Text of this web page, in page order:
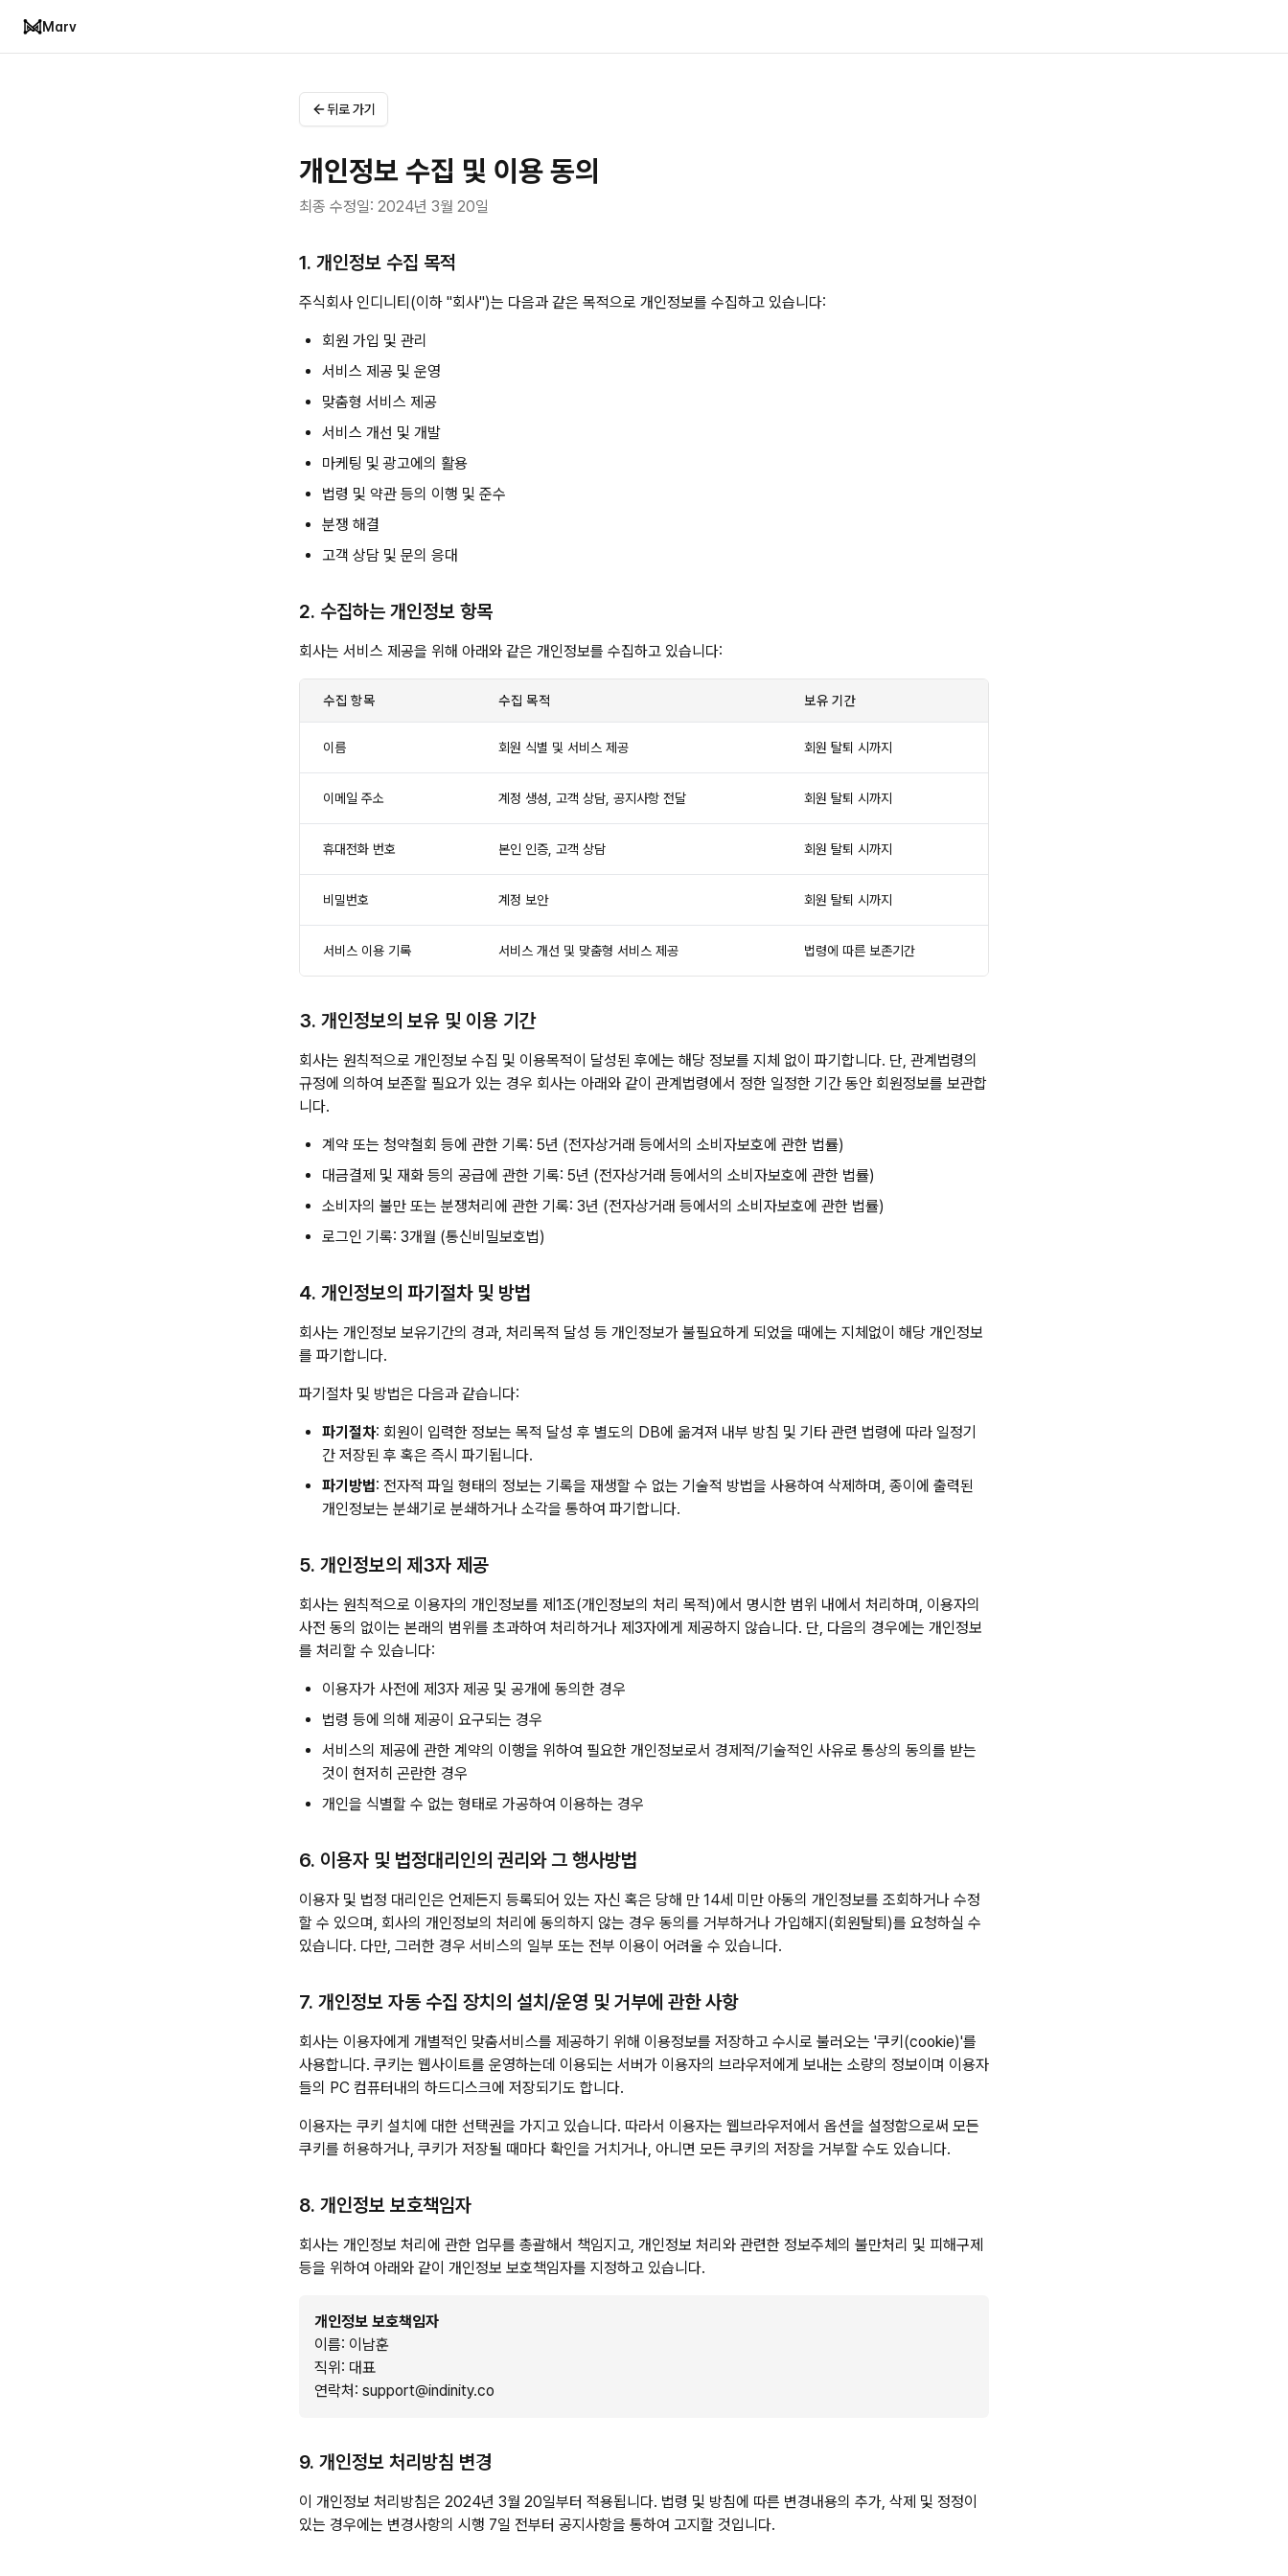
Marv
뒤로 가기
개인정보 수집 및 이용 동의
최종 수정일: 2024년 3월 20일
1. 개인정보 수집 목적
주식회사 인디니티(이하 "회사")는 다음과 같은 목적으로 개인정보를 수집하고 있습니다:
회원 가입 및 관리
서비스 제공 및 운영
맞춤형 서비스 제공
서비스 개선 및 개발
마케팅 및 광고에의 활용
법령 및 약관 등의 이행 및 준수
분쟁 해결
고객 상담 및 문의 응대
2. 수집하는 개인정보 항목
회사는 서비스 제공을 위해 아래와 같은 개인정보를 수집하고 있습니다:
수집 항목 수집 목적 보유 기간
이름 회원 식별 및 서비스 제공 회원 탈퇴 시까지
이메일 주소 계정 생성, 고객 상담, 공지사항 전달 회원 탈퇴 시까지
휴대전화 번호 본인 인증, 고객 상담 회원 탈퇴 시까지
비밀번호 계정 보안 회원 탈퇴 시까지
서비스 이용 기록 서비스 개선 및 맞춤형 서비스 제공 법령에 따른 보존기간
3. 개인정보의 보유 및 이용 기간
회사는 원칙적으로 개인정보 수집 및 이용목적이 달성된 후에는 해당 정보를 지체 없이 파기합니다. 단, 관계법령의
규정에 의하여 보존할 필요가 있는 경우 회사는 아래와 같이 관계법령에서 정한 일정한 기간 동안 회원정보를 보관합
니다.
계약 또는 청약철회 등에 관한 기록: 5년 (전자상거래 등에서의 소비자보호에 관한 법률)
대금결제 및 재화 등의 공급에 관한 기록: 5년 (전자상거래 등에서의 소비자보호에 관한 법률)
소비자의 불만 또는 분쟁처리에 관한 기록: 3년 (전자상거래 등에서의 소비자보호에 관한 법률)
로그인 기록: 3개월 (통신비밀보호법)
4. 개인정보의 파기절차 및 방법
회사는 개인정보 보유기간의 경과, 처리목적 달성 등 개인정보가 불필요하게 되었을 때에는 지체없이 해당 개인정보
를 파기합니다.
파기절차 및 방법은 다음과 같습니다:
파기절차: 회원이 입력한 정보는 목적 달성 후 별도의 DB에 옮겨져 내부 방침 및 기타 관련 법령에 따라 일정기
간 저장된 후 혹은 즉시 파기됩니다.
파기방법: 전자적 파일 형태의 정보는 기록을 재생할 수 없는 기술적 방법을 사용하여 삭제하며, 종이에 출력된
개인정보는 분쇄기로 분쇄하거나 소각을 통하여 파기합니다.
5. 개인정보의 제3자 제공
회사는 원칙적으로 이용자의 개인정보를 제1조(개인정보의 처리 목적)에서 명시한 범위 내에서 처리하며, 이용자의
사전 동의 없이는 본래의 범위를 초과하여 처리하거나 제3자에게 제공하지 않습니다. 단, 다음의 경우에는 개인정보
를 처리할 수 있습니다:
이용자가 사전에 제3자 제공 및 공개에 동의한 경우
법령 등에 의해 제공이 요구되는 경우
서비스의 제공에 관한 계약의 이행을 위하여 필요한 개인정보로서 경제적/기술적인 사유로 통상의 동의를 받는
것이 현저히 곤란한 경우
개인을 식별할 수 없는 형태로 가공하여 이용하는 경우
6. 이용자 및 법정대리인의 권리와 그 행사방법
이용자 및 법정 대리인은 언제든지 등록되어 있는 자신 혹은 당해 만 14세 미만 아동의 개인정보를 조회하거나 수정
할 수 있으며, 회사의 개인정보의 처리에 동의하지 않는 경우 동의를 거부하거나 가입해지(회원탈퇴)를 요청하실 수
있습니다. 다만, 그러한 경우 서비스의 일부 또는 전부 이용이 어려울 수 있습니다.
7. 개인정보 자동 수집 장치의 설치/운영 및 거부에 관한 사항
회사는 이용자에게 개별적인 맞춤서비스를 제공하기 위해 이용정보를 저장하고 수시로 불러오는 '쿠키(cookie)'를
사용합니다. 쿠키는 웹사이트를 운영하는데 이용되는 서버가 이용자의 브라우저에게 보내는 소량의 정보이며 이용자
들의 PC 컴퓨터내의 하드디스크에 저장되기도 합니다.
이용자는 쿠키 설치에 대한 선택권을 가지고 있습니다. 따라서 이용자는 웹브라우저에서 옵션을 설정함으로써 모든
쿠키를 허용하거나, 쿠키가 저장될 때마다 확인을 거치거나, 아니면 모든 쿠키의 저장을 거부할 수도 있습니다.
8. 개인정보 보호책임자
회사는 개인정보 처리에 관한 업무를 총괄해서 책임지고, 개인정보 처리와 관련한 정보주체의 불만처리 및 피해구제
등을 위하여 아래와 같이 개인정보 보호책임자를 지정하고 있습니다.
개인정보 보호책임자
이름: 이남훈
직위: 대표
연락처: support@indinity.co
9. 개인정보 처리방침 변경
이 개인정보 처리방침은 2024년 3월 20일부터 적용됩니다. 법령 및 방침에 따른 변경내용의 추가, 삭제 및 정정이
있는 경우에는 변경사항의 시행 7일 전부터 공지사항을 통하여 고지할 것입니다.